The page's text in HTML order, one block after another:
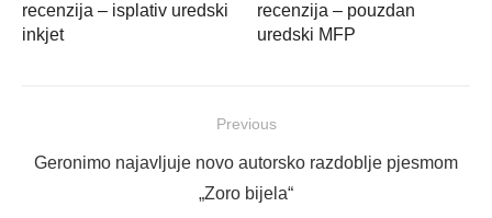
recenzija – isplativ uredski
inkjet
recenzija – pouzdan
uredski MFP
objava
Previous
Previous
Geronimo najavljuje novo autorsko razdoblje pjesmom
„Zoro bijela“